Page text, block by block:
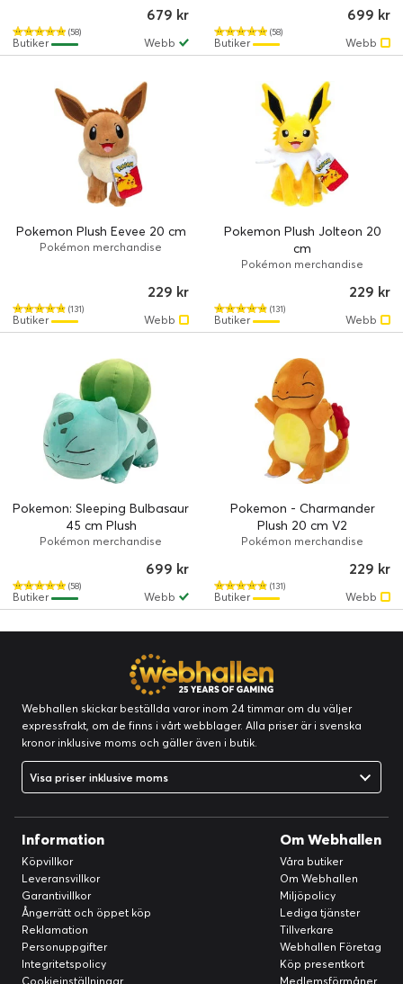
(58)
679 kr
Webb
Butiker
(58)
699 kr
Webb
Butiker
Pokemon Plush Eevee 20 cm
Pokémon merchandise
(131)
229 kr
Webb
Butiker
Pokemon Plush Jolteon 20
cm
Pokémon merchandise
(131)
229 kr
Webb
Butiker
Pokemon: Sleeping Bulbasaur
45 cm Plush
Pokémon merchandise
(58)
699 kr
Webb
Butiker
Pokemon - Charmander
Plush 20 cm V2
Pokémon merchandise
(131)
229 kr
Webb
Butiker
Webhallen skickar beställda varor inom 24 timmar om du väljer
expressfrakt, om de finns i vårt webblager. Alla priser är i svenska
kronor inklusive moms och gäller även i butik.
Visa priser inklusive moms
Information
Köpvillkor
Leveransvillkor
Garantivillkor
Ångerrätt och öppet köp
Reklamation
Personuppgifter
Integritetspolicy
Cookieinställningar
Om Webhallen
Våra butiker
Om Webhallen
Miljöpolicy
Lediga tjänster
Tillverkare
Webhallen Företag
Köp presentkort
Medlemsförmåner